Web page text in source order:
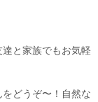
と家族でもお気軽
どうぞ〜！自然な